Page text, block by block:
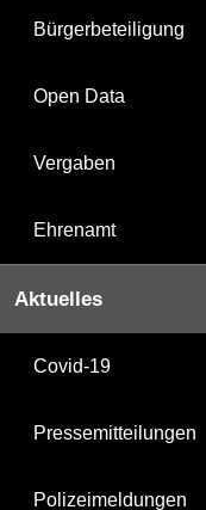
Bürgerbeteiligung
Open Data
Vergaben
Ehrenamt
Aktuelles
Covid-19
Pressemitteilungen
Polizeimeldungen